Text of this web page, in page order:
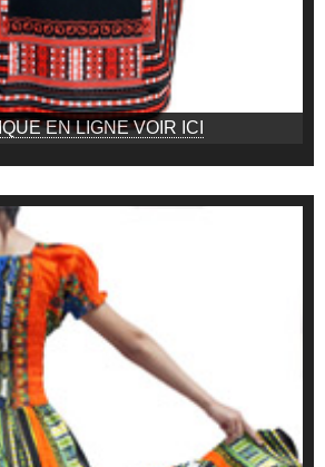
EN LIGNE VOIR ICI